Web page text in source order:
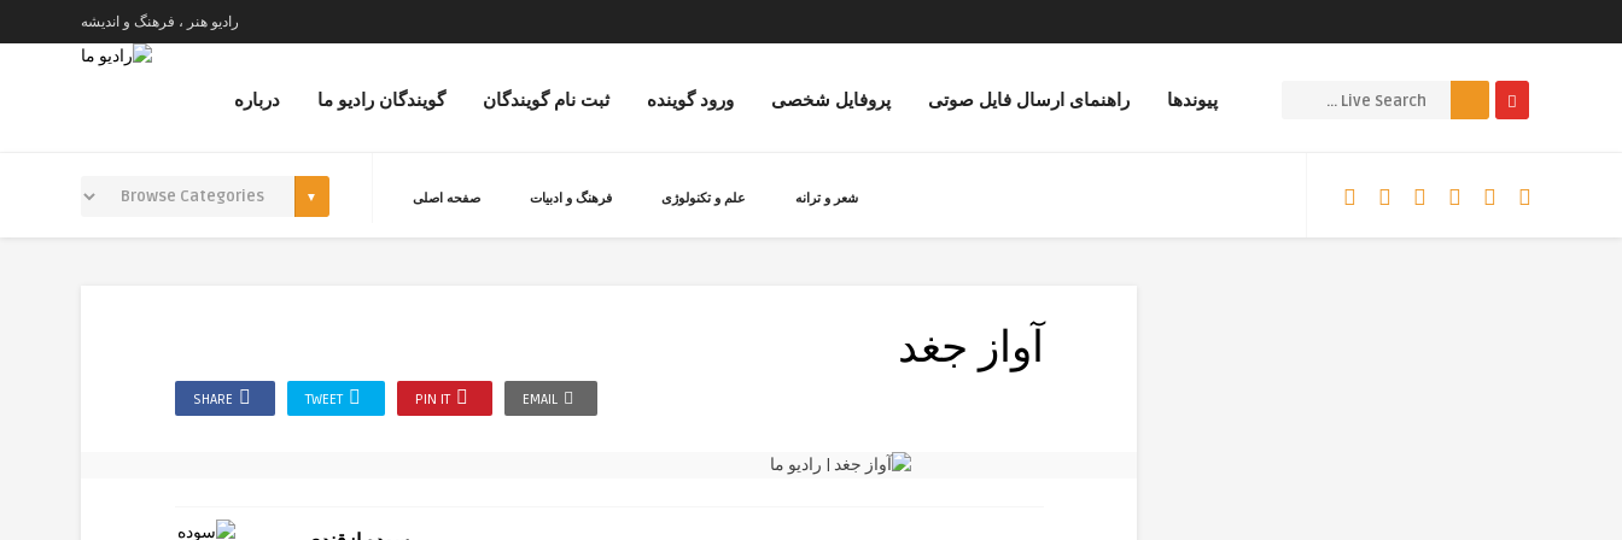
رادیو هنر ، فرهنگ و اندیشه
درباره گویندگان رادیو ما ثبت نام گویندگان ورود گوینده پروفایل شخصی راهنمای ارسال فایل صوتی پیوندها
صفحه اصلی فرهنگ و ادبیات علم و تکنولوژی شعر و ترانه
آواز جغد
SHARE TWEET PIN IT EMAIL